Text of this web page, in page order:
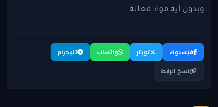
وبدون أية مواد فعالة.
فيسبوك تويتر واتساب
تليجرام
نسخ الرابط